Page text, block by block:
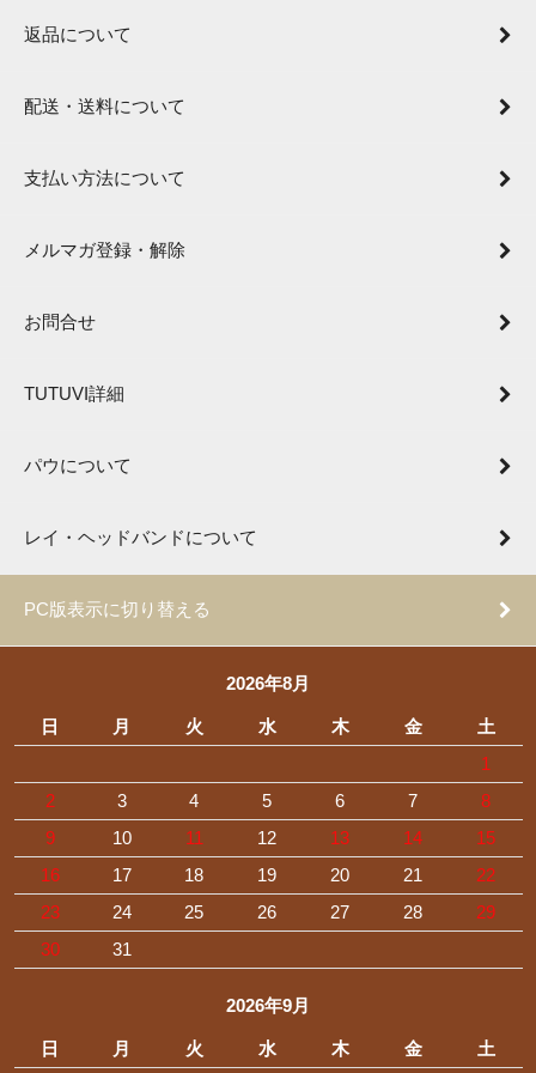
返品について
配送・送料について
支払い方法について
メルマガ登録・解除
お問合せ
TUTUVI詳細
パウについて
レイ・ヘッドバンドについて
PC版表示に切り替える
2026年8月
日 月 火 水 木 金
土
1
2
3 4 5 6 7
8
9
10 11 12 13 14
15
16
17 18 19 20 21
22
23
24 25 26 27 28
29
30
31
2026年9月
日 月 火 水 木 金 土